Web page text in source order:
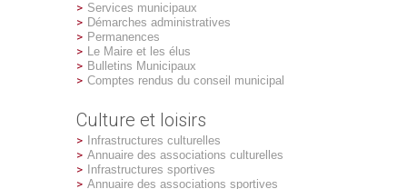
Services municipaux
Démarches administratives
Permanences
Le Maire et les élus
Bulletins Municipaux
Comptes rendus du conseil municipal
Culture et loisirs
Infrastructures culturelles
Annuaire des associations culturelles
Infrastructures sportives
Annuaire des associations sportives